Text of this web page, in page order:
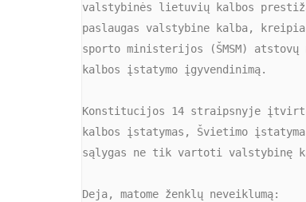
valstybinės lietuvių kalbos
paslaugas valstybine kalba,
sporto ministerijos (ŠMSM)
kalbos įstatymo įgyvendinimą.
Konstitucijos 14 straipsnyje
kalbos įstatymas, Švietimo
sąlygas ne tik vartoti valstybinę
Deja, matome ženklų neveiklumą: